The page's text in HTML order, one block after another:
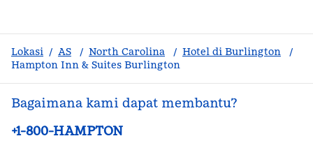
Lokasi / AS / North Carolina / Hotel di Burlington
/
Hampton Inn & Suites Burlington
Bagaimana kami dapat membantu?
Telepon:
+1-800-HAMPTON